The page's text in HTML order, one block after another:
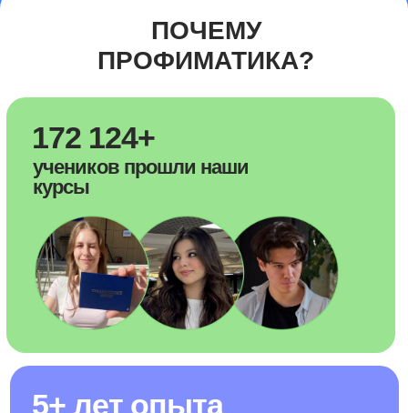
Годовой курс ЕГЭ 2027
ГОТОВЬСЯ К ЕГЭ ПО ЧЕТКОМУ
ПЛАНУ, А НЕ НАУГАД